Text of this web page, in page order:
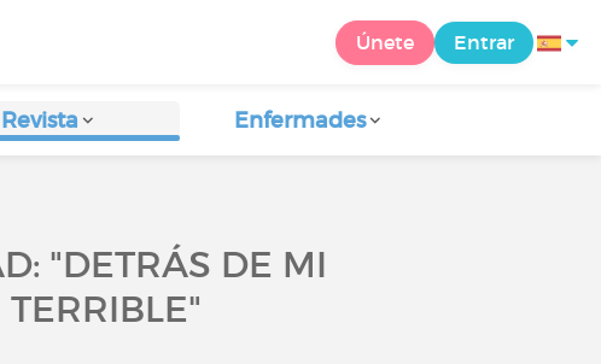
Únete Entrar
Revista Enfermades
"DETRÁS DE MI